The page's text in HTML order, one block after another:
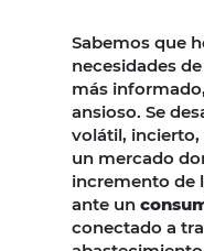
Sabemos que
necesidades
más
ansioso. Se
volátil,
un mercado
incremento de
ante un
conectado a